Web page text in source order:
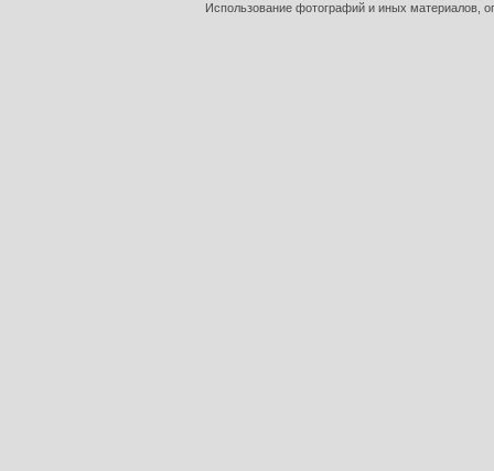
Использование фотографий и иных материалов,